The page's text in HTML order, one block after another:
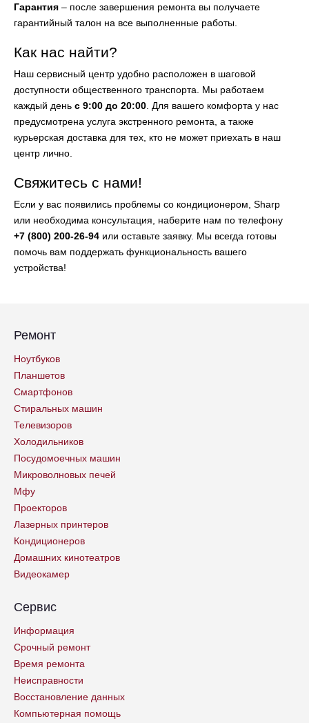
Гарантия – после завершения ремонта вы получаете
гарантийный талон на все выполненные работы.
Как нас найти?
Наш сервисный центр удобно расположен в шаговой
доступности общественного транспорта. Мы работаем
каждый день с 9:00 до 20:00 . Для вашего комфорта у нас
предусмотрена услуга экстренного ремонта, а также
курьерская доставка для тех, кто не может приехать в наш
центр лично.
Свяжитесь с нами!
Если у вас появились проблемы со кондиционером, Sharp
или необходима консультация, наберите нам по телефону
+7 (800) 200-26-94 или оставьте заявку. Мы всегда готовы
помочь вам поддержать функциональность вашего
устройства!
Ремонт
Ноутбуков
Планшетов
Смартфонов
Стиральных машин
Телевизоров
Холодильников
Посудомоечных машин
Микроволновых печей
Мфу
Проекторов
Лазерных принтеров
Кондиционеров
Домашних кинотеатров
Видеокамер
Сервис
Информация
Срочный ремонт
Время ремонта
Неисправности
Восстановление данных
Компьютерная помощь